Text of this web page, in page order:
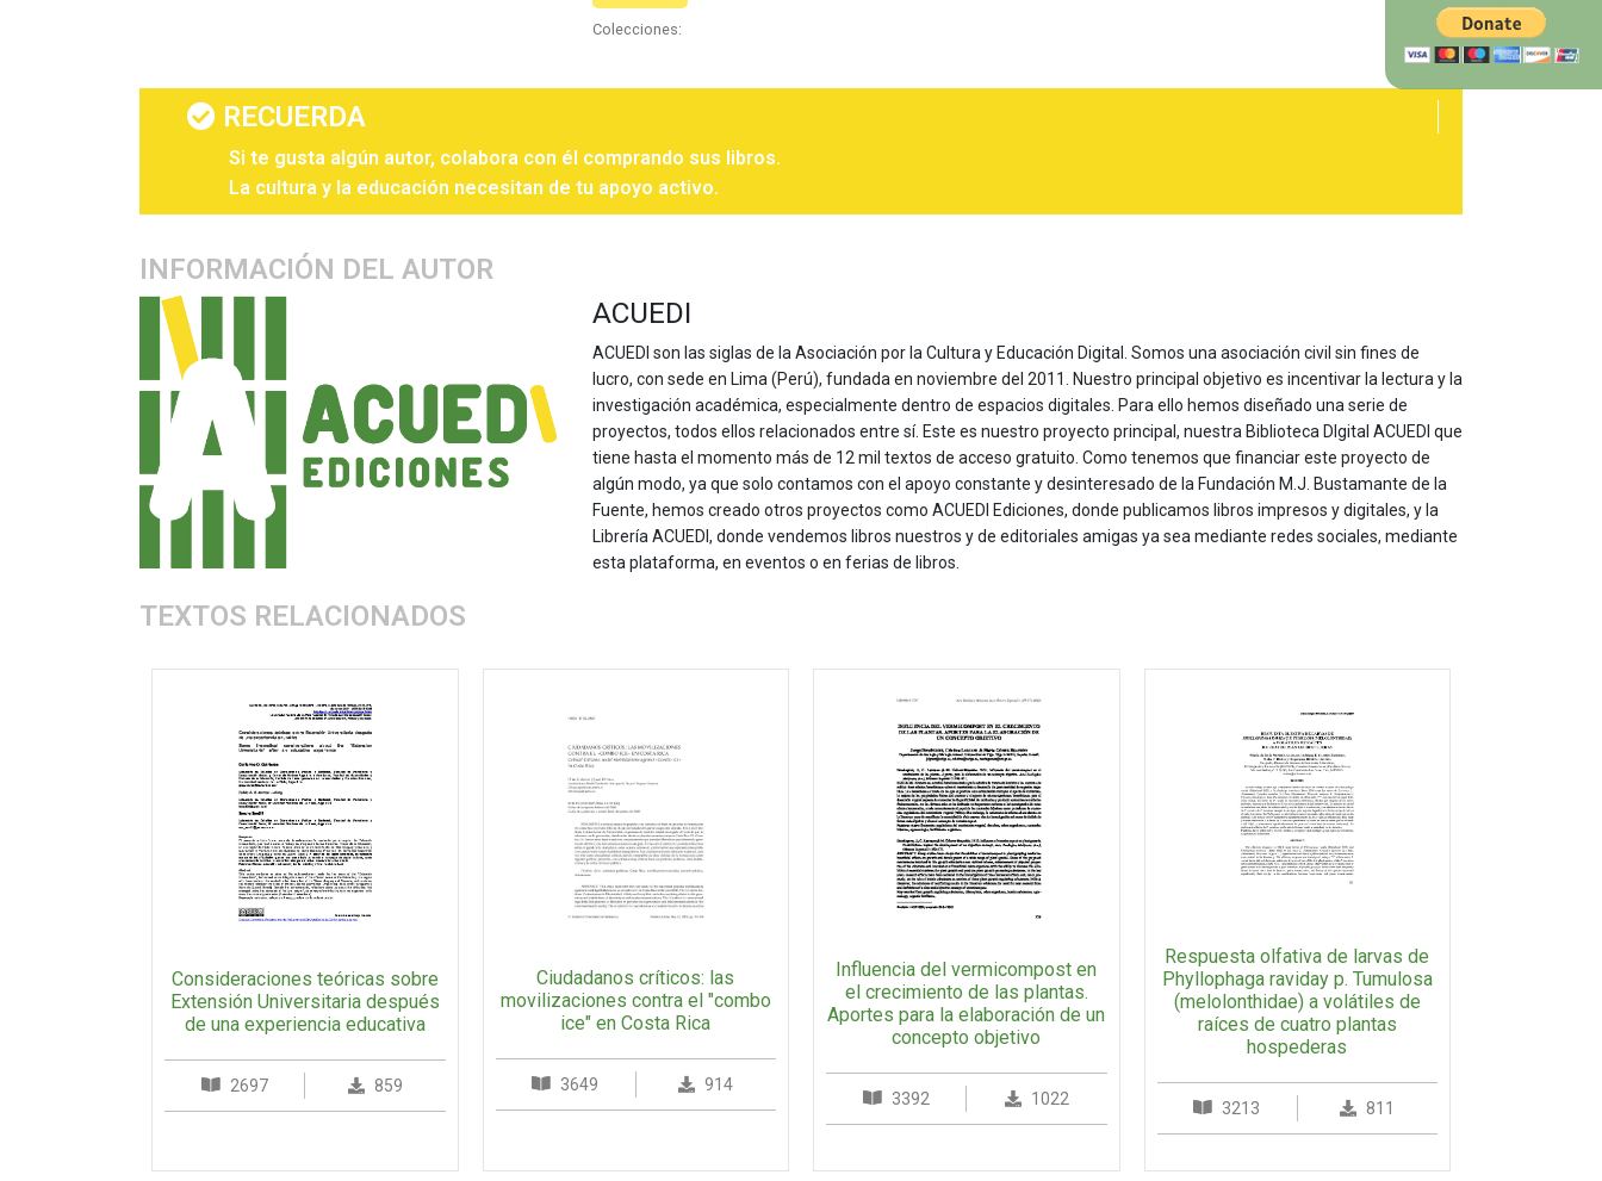
Colecciones:
RECUERDA
Si te gusta algún autor, colabora con él comprando sus libros.
La cultura y la educación necesitan de tu apoyo activo.
INFORMACIÓN DEL AUTOR
ACUEDI
ACUEDI son las siglas de la Asociación por la Cultura y Educación Digital. Somos una asociación civil sin fines de
lucro, con sede en Lima (Perú), fundada en noviembre del 2011. Nuestro principal objetivo es incentivar la lectura y la
investigación académica, especialmente dentro de espacios digitales. Para ello hemos diseñado una serie de
proyectos, todos ellos relacionados entre sí. Este es nuestro proyecto principal, nuestra Biblioteca DIgital ACUEDI que
tiene hasta el momento más de 12 mil textos de acceso gratuito. Como tenemos que financiar este proyecto de
algún modo, ya que solo contamos con el apoyo constante y desinteresado de la Fundación M.J. Bustamante de la
Fuente, hemos creado otros proyectos como ACUEDI Ediciones, donde publicamos libros impresos y digitales, y la
Librería ACUEDI, donde vendemos libros nuestros y de editoriales amigas ya sea mediante redes sociales, mediante
esta plataforma, en eventos o en ferias de libros.
TEXTOS RELACIONADOS
Consideraciones teóricas sobre
Extensión Universitaria después
de una experiencia educativa
2697 859
Ciudadanos críticos: las
movilizaciones contra el "combo
ice" en Costa Rica
3649 914
Influencia del vermicompost en
el crecimiento de las plantas.
Aportes para la elaboración de un
concepto objetivo
3392 1022
Respuesta olfativa de larvas de
Phyllophaga raviday p. Tumulosa
(melolonthidae) a volátiles de
raíces de cuatro plantas
hospederas
3213 811